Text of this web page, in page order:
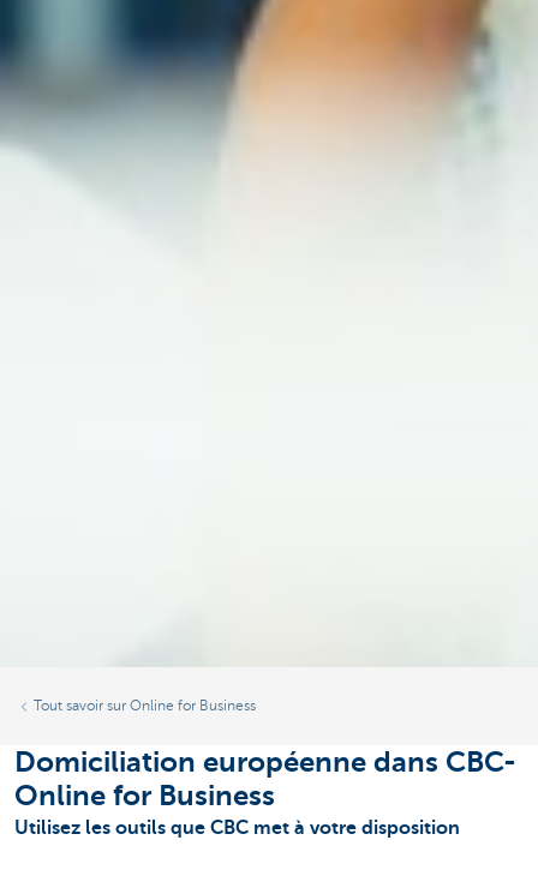
Tout savoir sur Online for Business
Domiciliation européenne dans CBC-
Online for Business
Utilisez les outils que CBC met à votre disposition